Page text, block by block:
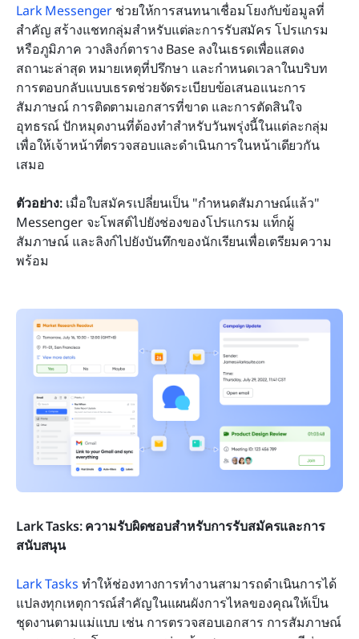
Lark Messenger ช่วยให้การสนทนาเชื่อมโยงกับข้อมูลที่
สำคัญ สร้างแชทกลุ่มสำหรับแต่ละการรับสมัคร โปรแกรม
หรือภูมิภาค วางลิงก์ตาราง Base ลงในเธรดเพื่อแสดง
สถานะล่าสุด หมายเหตุที่ปรึกษา และกำหนดเวลาในบริบท
การตอบกลับแบบเธรดช่วยจัดระเบียบข้อเสนอแนะการ
สัมภาษณ์ การติดตามเอกสารที่ขาด และการตัดสินใจ
อุทธรณ์ ปักหมุดงานที่ต้องทำสำหรับวันพรุ่งนี้ในแต่ละกลุ่ม
เพื่อให้เจ้าหน้าที่ตรวจสอบและดำเนินการในหน้าเดียวกัน
เสมอ
ตัวอย่าง: เมื่อใบสมัครเปลี่ยนเป็น "กำหนดสัมภาษณ์แล้ว"
Messenger จะโพสต์ไปยังช่องของโปรแกรม แท็กผู้
สัมภาษณ์ และลิงก์ไปยังบันทึกของนักเรียนเพื่อเตรียมความ
พร้อม
Lark Tasks: ความรับผิดชอบสำหรับการรับสมัครและการ
สนับสนุน
Lark Tasks ทำให้ช่องทางการทำงานสามารถดำเนินการได้
แปลงทุกเหตุการณ์สำคัญในแผนผังการไหลของคุณให้เป็น
ชุดงานตามแม่แบบ เช่น การตรวจสอบเอกสาร การสัมภาษณ์